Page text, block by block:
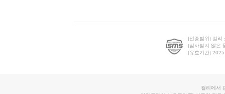
[인증범위] 컬리
(심사받지 않은
[유효기간]
컬리에서